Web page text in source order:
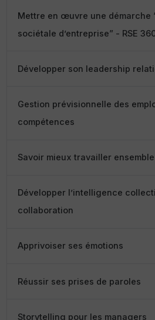
Mettre en œuvre une démarche
sociétale d’entreprise” - RSE
Développer son leadership
Gestion prévisionnelle des
compétences
Savoir mieux travailler ensemble
Développer l’intelligence
collaboration
Apprivoiser ses émotions
Réussir ses prises de paroles
Storytelling pour les managers